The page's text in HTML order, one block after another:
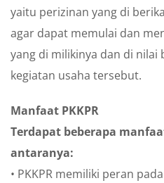
yaitu perizinan yang di
agar dapat memulai dan
yang di milikinya dan di
kegiatan usaha tersebut.
Manfaat PKKPR
Terdapat beberapa
antaranya:
• PKKPR memiliki peran